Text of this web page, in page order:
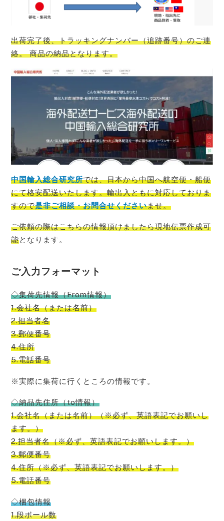
出荷完了後、トラッキングナンバー（追跡番号）のご連
絡。 商品の納品となります。
中国輸入総合研究所では、日本から中国へ航空便・船便
にて格安配送いたします。輸出入ともに対応しておりま
すので是非ご相談・お問合せくださいませ。
ご依頼の際はこちらの情報頂けましたら現地伝票作成可
能となります。
ご入力フォーマット
◇集荷先情報（From情報）
1.会社名（または名前）
2.担当者名
3.郵便番号
4.住所
5.電話番号
※実際に集荷に行くところの情報です。
◇納品先住所（to情報）
1.会社名（または名前）（※必ず、英語表記でお願いし
ます。）
2.担当者名（※必ず、英語表記でお願いします。）
3.郵便番号
4.住所（※必ず、英語表記でお願いします。）
5.電話番号
◇梱包情報
1.段ボール数